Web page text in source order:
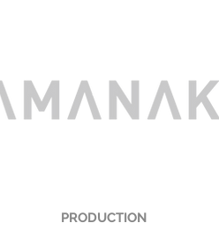
PRODUCTION